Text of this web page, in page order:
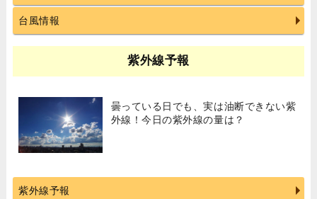
台風情報
紫外線予報
曇っている日でも、実は油断できない紫
外線！今日の紫外線の量は？
紫外線予報